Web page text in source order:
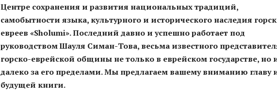
Центре сохранения и развития национальных традиций,
самобытности языка, культурного и исторического наследия
евреев «Sholumi». Последний давно и успешно работает под
руководством Шауля Симан-Това, весьма известного
горско-еврейской общины не только в еврейском государстве, но
далеко за его пределами. Мы предлагаем вашему вниманию главу
будущей книги.